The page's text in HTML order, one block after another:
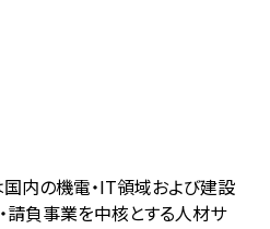
内の機電・IT領域および建設
請負事業を中核とする人材サ